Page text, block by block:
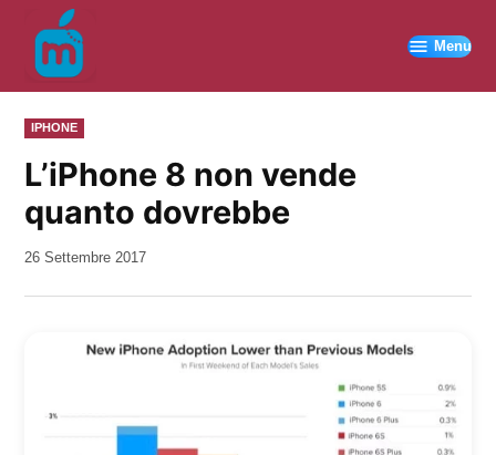
contenuto
Menu
PUBBLICATO
IN
IPHONE
L’iPhone 8 non vende
quanto dovrebbe
da
26 Settembre 2017